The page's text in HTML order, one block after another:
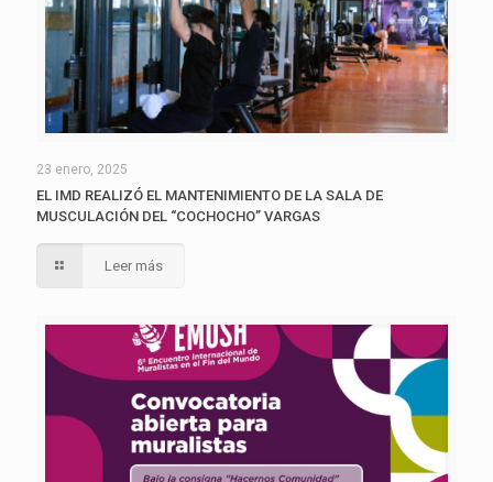
23 enero, 2025
EL IMD REALIZÓ EL MANTENIMIENTO DE LA SALA DE
MUSCULACIÓN DEL “COCHOCHO” VARGAS
Leer más